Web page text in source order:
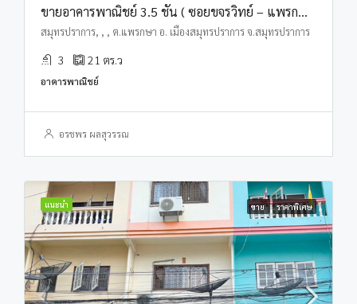
ขายอาคารพาณิชย์ 3.5 ชั้น ( ซอยขจรวิทย์ – แพรกษา )
สมุทรปราการ, , , ต.แพรกษา อ. เมืองสมุทรปราการ จ.สมุทรปราการ
3 21 ตร.ว
อาคารพาณิชย์
อรชพร ผลสุวรรณ
แนะนำ ขาย ราคาพิเศษ